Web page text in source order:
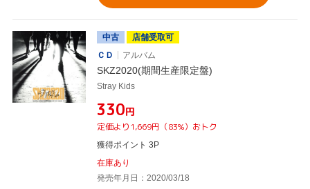
中古
店舗受取可
ＣＤ
アルバム
SKZ2020(期間生産限定盤)
Stray Kids
¥330円
定価より1,669円（83%）おトク
獲得ポイント 3P
在庫あり
発売年月日：2020/03/18